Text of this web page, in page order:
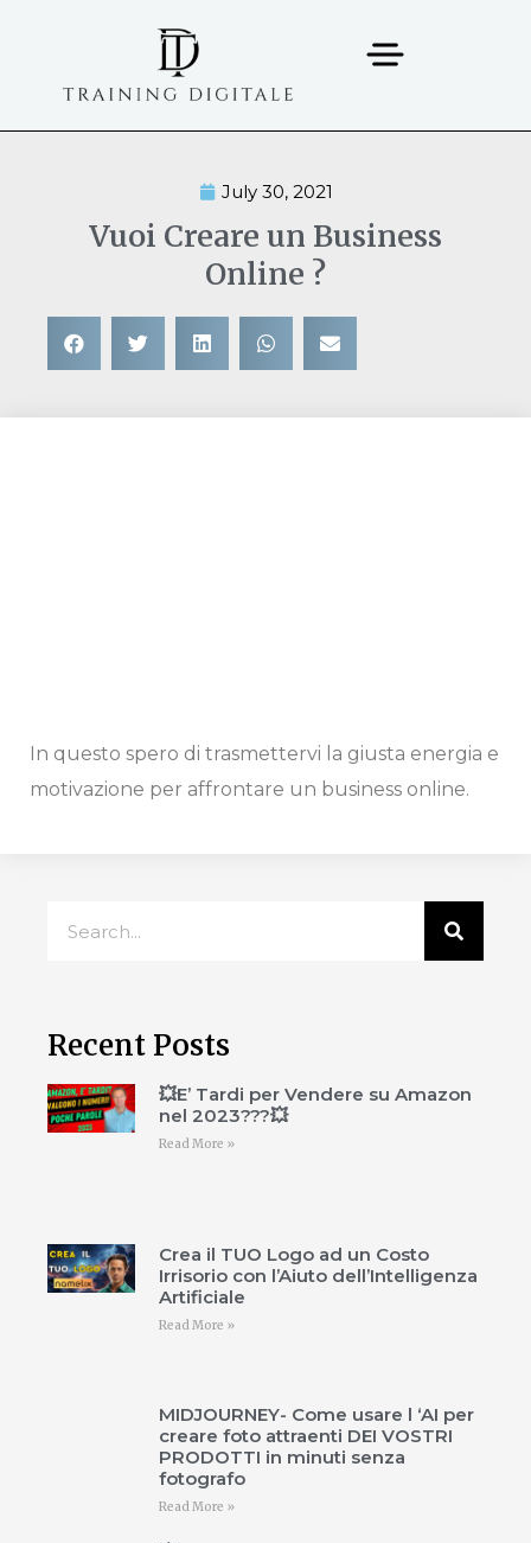
July 30, 2021
Vuoi Creare un Business
Online ?
In questo spero di trasmettervi la giusta energia e
motivazione per affrontare un business online.
Recent Posts
💥E’ Tardi per Vendere su Amazon
nel 2023???💥
Read More »
Crea il TUO Logo ad un Costo
Irrisorio con l’Aiuto dell’Intelligenza
Artificiale
Read More »
MIDJOURNEY- Come usare l ‘AI per
creare foto attraenti DEI VOSTRI
PRODOTTI in minuti senza
fotografo
Read More »